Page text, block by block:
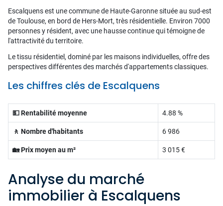
Escalquens est une commune de Haute-Garonne située au sud-est
de Toulouse, en bord de Hers-Mort, très résidentielle. Environ 7000
personnes y résident, avec une hausse continue qui témoigne de
l'attractivité du territoire.
Le tissu résidentiel, dominé par les maisons individuelles, offre des
perspectives différentes des marchés d'appartements classiques.
Les chiffres clés de Escalquens
💵 Rentabilité moyenne 4.88 %
🚶 Nombre d'habitants 6 986
🏡 Prix moyen au m² 3 015 €
Analyse du marché
immobilier à Escalquens